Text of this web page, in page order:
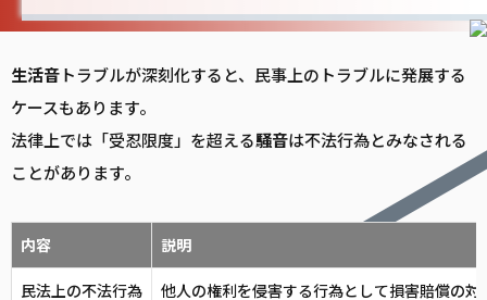
生活音トラブルが深刻化すると、民事上のトラブルに発展する
ケースもあります。
法律上では「受忍限度」を超える騒音は不法行為とみなされる
ことがあります。
内容 説明
民法上の不法行為 他人の権利を侵害する行為として損害賠償の対